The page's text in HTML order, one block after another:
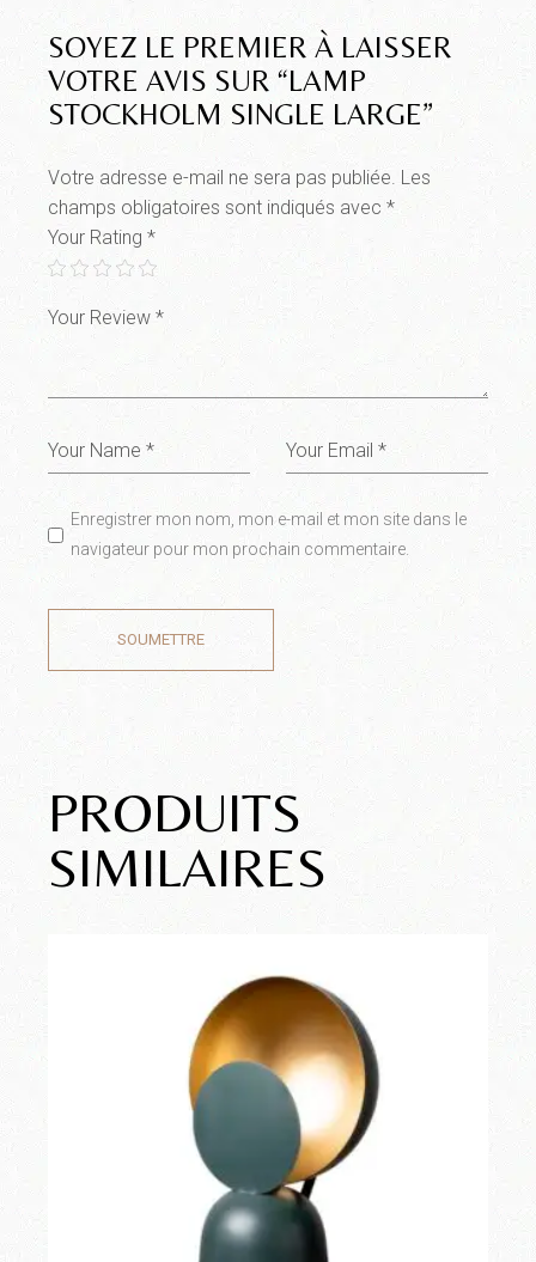
SOYEZ LE PREMIER À LAISSER
VOTRE AVIS SUR “LAMP
STOCKHOLM SINGLE LARGE”
Votre adresse e-mail ne sera pas publiée. Les
champs obligatoires sont indiqués avec*
Your Rating*
Enregistrer mon nom, mon e-mail et mon site dans le
navigateur pour mon prochain commentaire.
SOUMETTRE
PRODUITS
SIMILAIRES